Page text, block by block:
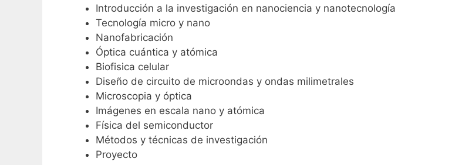
Introducción a la investigación en nanociencia y nanotecnología
Tecnología micro y nano
Nanofabricación
Óptica cuántica y atómica
Biofisica celular
Diseño de circuito de microondas y ondas milimetrales
Microscopia y óptica
Imágenes en escala nano y atómica
Física del semiconductor
Métodos y técnicas de investigación
Proyecto